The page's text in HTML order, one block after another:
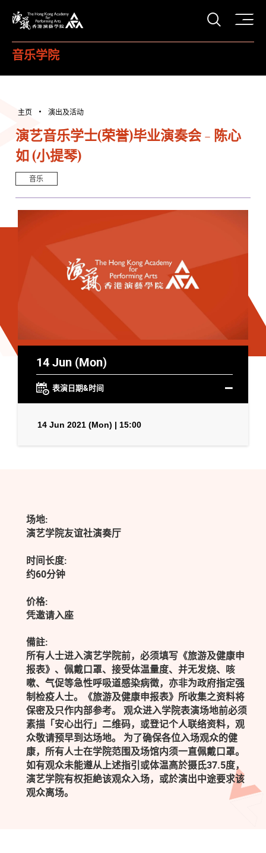
打开
音乐学院
主页 演出及活动
演艺音乐学士(荣誉)毕业演奏会 - 陈心
如 (小提琴)
音乐
14 Jun (Mon)
表演日期&时间
14 Jun 2021 (Mon) | 15:00
场地:
演艺学院友谊社演奏厅
时间长度:
约60分钟
价格:
凭邀请入座
備註:
所有人士进入演艺学院前，必须填写《旅游及健康申
报表》、佩戴口罩、接受体温量度、并无发烧、咳
嗽、气促等急性呼吸道感染病徵，亦非为政府指定强
制检疫人士。《旅游及健康申报表》所收集之资料将
保密及只作内部参考。 观众进入学院表演场地前必须
素描「安心出行」二维码，或登记个人联络资料，观
众敬请预早到达场地。 为了确保各位入场观众的健
康，所有人士在学院范围及场馆内须一直佩戴口罩。
如有观众未能遵从上述指引或体温高於摄氐37.5度，
演艺学院有权拒絶该观众入场，或於演出中途要求该
观众离场。